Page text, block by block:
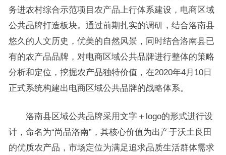
务进农村综合示范项目农产品上行体系建设，电商区域
公共品牌打造板块。通过前期扎实的调研，结合洛南县
悠久的人文历史，优美的自然风景，同时结合洛南县已
有的农产品品牌，对电商区域公共品牌进行整体的策略
分析和定位，挖掘农产品独特价值，在2020年4月10日
正式系统构建出电商区域公共品牌的战略体系。
洛南县区域公共品牌采用文字＋logo的形式进行设
计，命名为“尚品洛南”，其核心价值为出产于沃土良田
的优质农产品，市场定位为满足追求品质生活群体需求